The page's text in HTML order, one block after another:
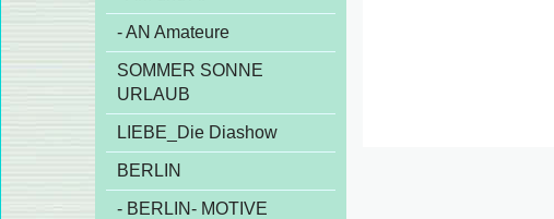
- AN Amateure
SOMMER SONNE
URLAUB
LIEBE_Die Diashow
BERLIN
- BERLIN- MOTIVE